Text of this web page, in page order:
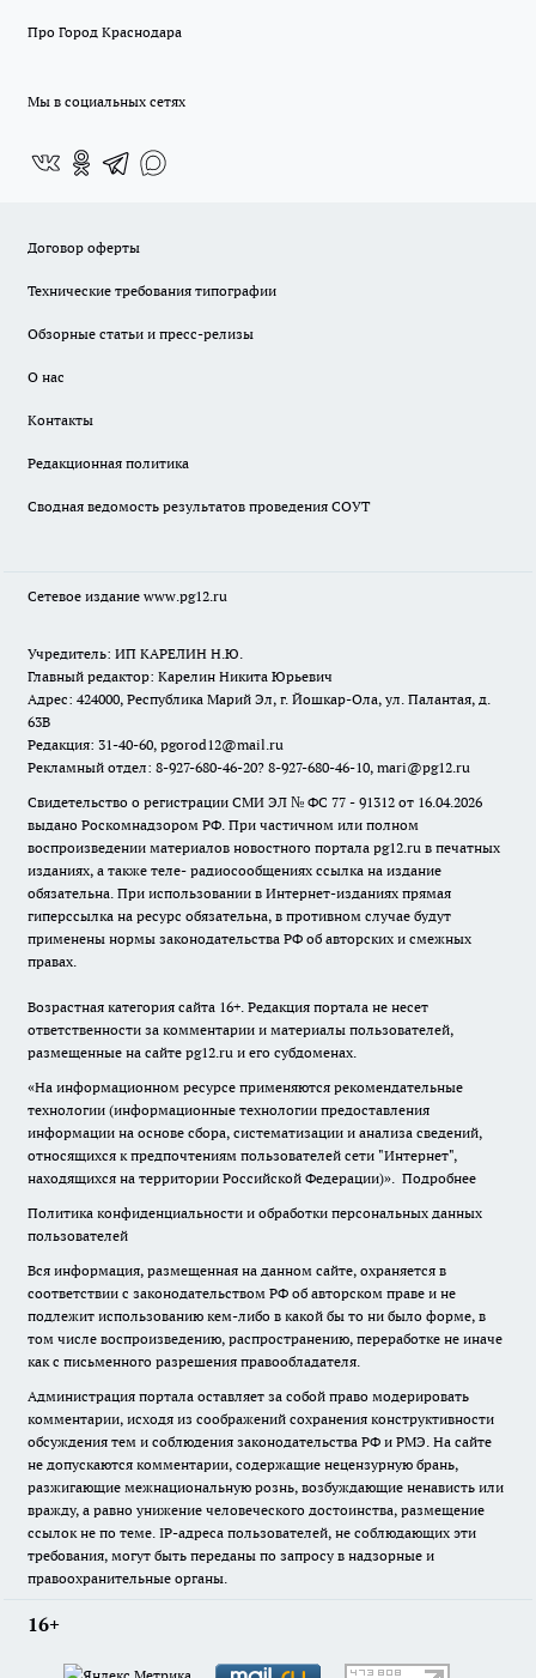
Про Город Краснодара
Мы в социальных сетях
Договор оферты
Технические требования типографии
Обзорные статьи и пресс-релизы
О нас
Контакты
Редакционная политика
Сводная ведомость результатов проведения СОУТ
Сетевое издание www.pg12.ru
Учредитель: ИП КАРЕЛИН Н.Ю.
Главный редактор: Карелин Никита Юрьевич
Адрес: 424000, Республика Марий Эл, г. Йошкар-Ола, ул. Палантая, д.
63В
Редакция: 31-40-60, pgorod12@mail.ru
Рекламный отдел: 8-927-680-46-20? 8-927-680-46-10, mari@pg12.ru
Свидетельство о регистрации СМИ ЭЛ № ФС 77 - 91312 от 16.04.2026
выдано Роскомнадзором РФ. При частичном или полном
воспроизведении материалов новостного портала pg12.ru в печатных
изданиях, а также теле- радиосообщениях ссылка на издание
обязательна. При использовании в Интернет-изданиях прямая
гиперссылка на ресурс обязательна, в противном случае будут
применены нормы законодательства РФ об авторских и смежных
правах.
Возрастная категория сайта 16+. Редакция портала не несет
ответственности за комментарии и материалы пользователей,
размещенные на сайте pg12.ru и его субдоменах.
«На информационном ресурсе применяются рекомендательные
технологии (информационные технологии предоставления
информации на основе сбора, систематизации и анализа сведений,
относящихся к предпочтениям пользователей сети "Интернет",
находящихся на территории Российской Федерации)». Подробнее
Политика конфиденциальности и обработки персональных данных
пользователей
Вся информация, размещенная на данном сайте, охраняется в
соответствии с законодательством РФ об авторском праве и не
подлежит использованию кем-либо в какой бы то ни было форме, в
том числе воспроизведению, распространению, переработке не иначе
как с письменного разрешения правообладателя.
Администрация портала оставляет за собой право модерировать
комментарии, исходя из соображений сохранения конструктивности
обсуждения тем и соблюдения законодательства РФ и РМЭ. На сайте
не допускаются комментарии, содержащие нецензурную брань,
разжигающие межнациональную рознь, возбуждающие ненависть или
вражду, а равно унижение человеческого достоинства, размещение
ссылок не по теме. IP-адреса пользователей, не соблюдающих эти
требования, могут быть переданы по запросу в надзорные и
правоохранительные органы.
16+